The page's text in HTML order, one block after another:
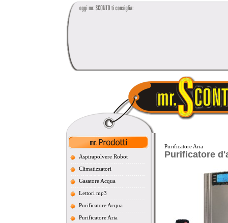
Aspirapolvere Robot
Climatizzatori
Gasatore Acqua
Lettori mp3
Purificatore Acqua
Purificatore Aria
Purificatore Aria
Purificatore